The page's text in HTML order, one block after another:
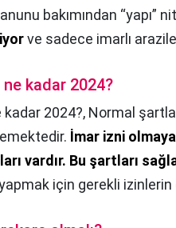
bakımından “yapı”
ve sadece imarlı
kadar 2024?
2024?, Normal
İmar izni
vardır. Bu şartları
için gerekli izinlerin